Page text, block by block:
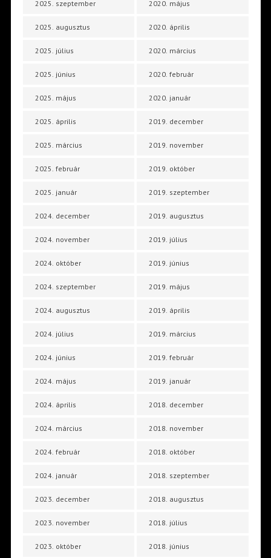
2025. szeptember
2025. augusztus
2025. július
2025. június
2025. május
2025. április
2025. március
2025. február
2025. január
2024. december
2024. november
2024. október
2024. szeptember
2024. augusztus
2024. július
2024. június
2024. május
2024. április
2024. március
2024. február
2024. január
2023. december
2023. november
2023. október
2020. május
2020. április
2020. március
2020. február
2020. január
2019. december
2019. november
2019. október
2019. szeptember
2019. augusztus
2019. július
2019. június
2019. május
2019. április
2019. március
2019. február
2019. január
2018. december
2018. november
2018. október
2018. szeptember
2018. augusztus
2018. július
2018. június